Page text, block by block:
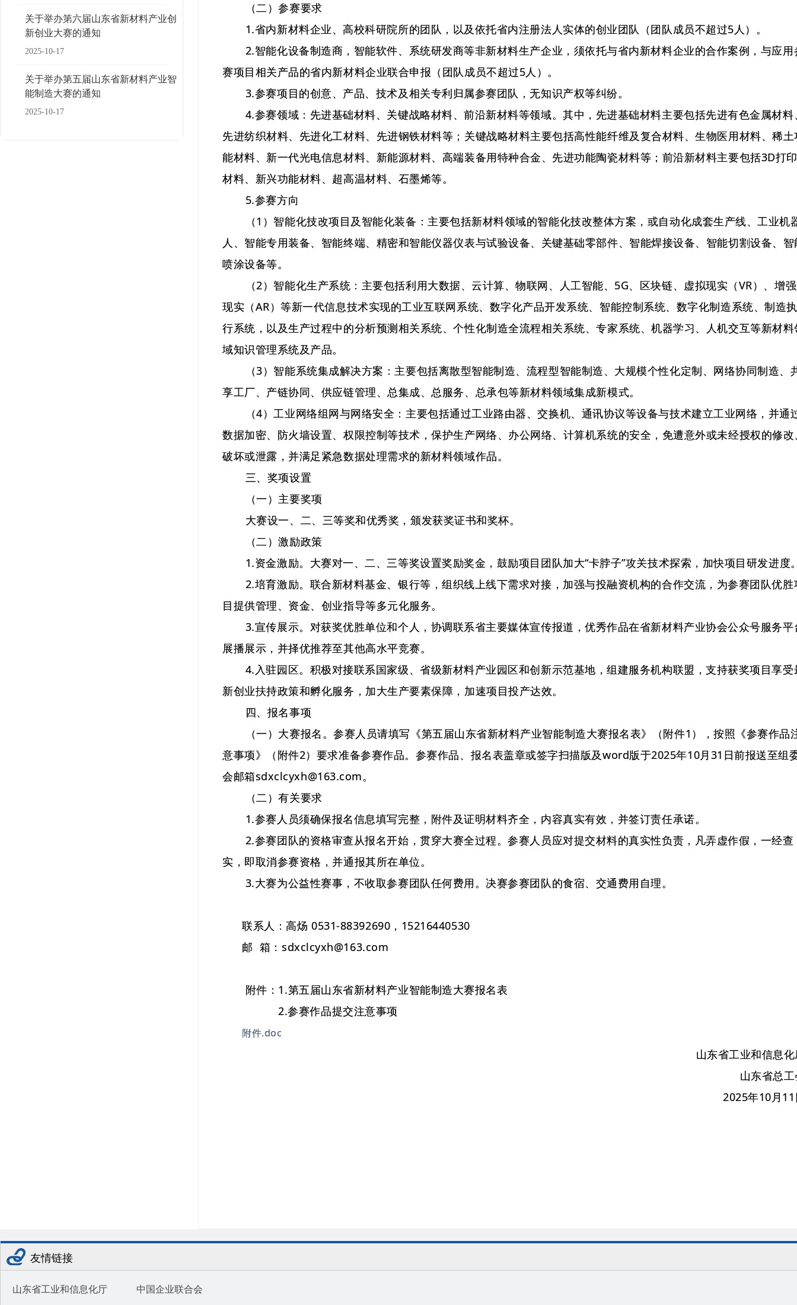
关于举办第六届山东省新材料产业创
新创业大赛的通知
2025-10-17
关于举办第五届山东省新材料产业智
能制造大赛的通知
2025-10-17
（二）参赛要求
1.省内新材料企业、高校科研院所的团队，以及依托省内注册法人实体的创业团队（团队成员不超过5人）。
2.智能化设备制造商，智能软件、系统研发商等非新材料生产企业，须依托与省内新材料企业的合作案例，与应用
赛项目相关产品的省内新材料企业联合申报（团队成员不超过5人）。
3.参赛项目的创意、产品、技术及相关专利归属参赛团队，无知识产权等纠纷。
4.参赛领域：先进基础材料、关键战略材料、前沿新材料等领域。其中，先进基础材料主要包括先进有色金属材料
先进纺织材料、先进化工材料、先进钢铁材料等；关键战略材料主要包括高性能纤维及复合材料、生物医用材料、稀土
能材料、新一代光电信息材料、新能源材料、高端装备用特种合金、先进功能陶瓷材料等；前沿新材料主要包括3D打印
材料、新兴功能材料、超高温材料、石墨烯等。
5.参赛方向
（1）智能化技改项目及智能化装备：主要包括新材料领域的智能化技改整体方案，或自动化成套生产线、工业机
人、智能专用装备、智能终端、精密和智能仪器仪表与试验设备、关键基础零部件、智能焊接设备、智能切割设备、智
喷涂设备等。
（2）智能化生产系统：主要包括利用大数据、云计算、物联网、人工智能、5G、区块链、虚拟现实（VR）、增强
现实（AR）等新一代信息技术实现的工业互联网系统、数字化产品开发系统、智能控制系统、数字化制造系统、制造执
行系统，以及生产过程中的分析预测相关系统、个性化制造全流程相关系统、专家系统、机器学习、人机交互等新材料
域知识管理系统及产品。
（3）智能系统集成解决方案：主要包括离散型智能制造、流程型智能制造、大规模个性化定制、网络协同制造、
享工厂、产链协同、供应链管理、总集成、总服务、总承包等新材料领域集成新模式。
（4）工业网络组网与网络安全：主要包括通过工业路由器、交换机、通讯协议等设备与技术建立工业网络，并通
数据加密、防火墙设置、权限控制等技术，保护生产网络、办公网络、计算机系统的安全，免遭意外或未经授权的修改
破坏或泄露，并满足紧急数据处理需求的新材料领域作品。
三、奖项设置
（一）主要奖项
大赛设一、二、三等奖和优秀奖，颁发获奖证书和奖杯。
（二）激励政策
1.资金激励。大赛对一、二、三等奖设置奖励奖金，鼓励项目团队加大“卡脖子”攻关技术探索，加快项目研发进度
2.培育激励。联合新材料基金、银行等，组织线上线下需求对接，加强与投融资机构的合作交流，为参赛团队优胜
目提供管理、资金、创业指导等多元化服务。
3.宣传展示。对获奖优胜单位和个人，协调联系省主要媒体宣传报道，优秀作品在省新材料产业协会公众号服务平
展播展示，并择优推荐至其他高水平竞赛。
4.入驻园区。积极对接联系国家级、省级新材料产业园区和创新示范基地，组建服务机构联盟，支持获奖项目享受
新创业扶持政策和孵化服务，加大生产要素保障，加速项目投产达效。
四、报名事项
（一）大赛报名。参赛人员请填写《第五届山东省新材料产业智能制造大赛报名表》（附件1），按照《参赛作品
意事项》（附件2）要求准备参赛作品。参赛作品、报名表盖章或签字扫描版及word版于2025年10月31日前报送至组
会邮箱sdxclcyxh@163.com。
（二）有关要求
1.参赛人员须确保报名信息填写完整，附件及证明材料齐全，内容真实有效，并签订责任承诺。
2.参赛团队的资格审查从报名开始，贯穿大赛全过程。参赛人员应对提交材料的真实性负责，凡弄虚作假，一经查
实，即取消参赛资格，并通报其所在单位。
3.大赛为公益性赛事，不收取参赛团队任何费用。决赛参赛团队的食宿、交通费用自理。
联系人：高炀 0531-88392690，15216440530
邮 箱：sdxclcyxh@163.com
附件：1.第五届山东省新材料产业智能制造大赛报名表
2.参赛作品提交注意事项
附件.doc
山东省工业和信息
山东省总
2025年10月
友情链接
山东省工业和信息化厅 中国企业联合会